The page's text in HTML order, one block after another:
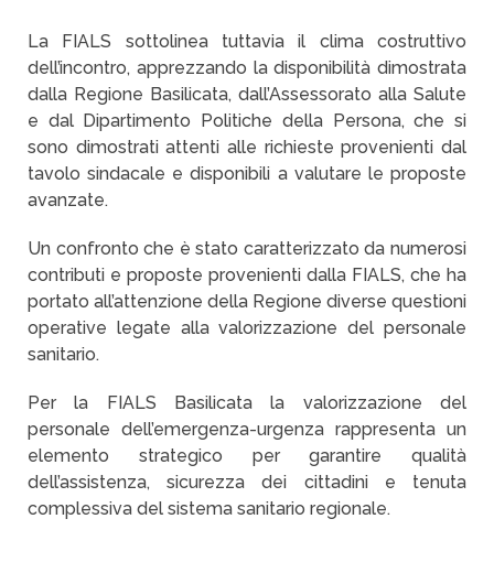
La FIALS sottolinea tuttavia il clima costruttivo
dell’incontro, apprezzando la disponibilità dimostrata
dalla Regione Basilicata, dall’Assessorato alla Salute
e dal Dipartimento Politiche della Persona, che si
sono dimostrati attenti alle richieste provenienti dal
tavolo sindacale e disponibili a valutare le proposte
avanzate.
Un confronto che è stato caratterizzato da numerosi
contributi e proposte provenienti dalla FIALS, che ha
portato all’attenzione della Regione diverse questioni
operative legate alla valorizzazione del personale
sanitario.
Per la FIALS Basilicata la valorizzazione del
personale dell’emergenza-urgenza rappresenta un
elemento strategico per garantire qualità
dell’assistenza, sicurezza dei cittadini e tenuta
complessiva del sistema sanitario regionale.